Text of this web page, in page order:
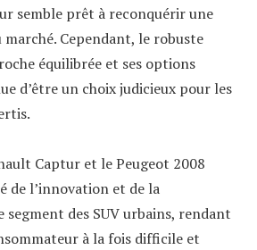
semble prêt à reconquérir une
Cependant, le robuste
équilibrée et ses options
d’être un choix judicieux pour les
Captur et le Peugeot 2008
de l’innovation et de la
des SUV urbains, rendant
à la fois difficile et